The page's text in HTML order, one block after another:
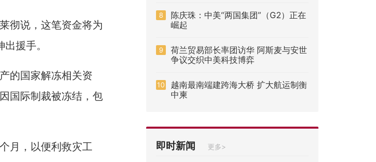
彻说，这笔资金将为
援手。
的国家解冻相关资
国际制裁被冻结，包
月，以便利救灾工
8
陈庆珠：中美“两国集团”（G2）正在
崛起
9
荷兰贸易部长率团访华 阿斯麦与安世
争议交织中美科技博弈
10
越南最南端建跨海大桥 扩大航运制衡
中柬
即时新闻 更多>